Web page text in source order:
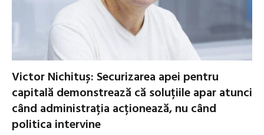
Victor Nichituș: Securizarea apei pentru
capitală demonstrează că soluțiile apar atunci
când administrația acționează, nu când
politica intervine